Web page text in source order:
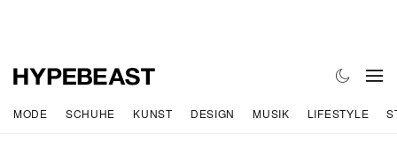
MODE SCHUHE KUNST DESIGN MUSIK LIFESTYLE